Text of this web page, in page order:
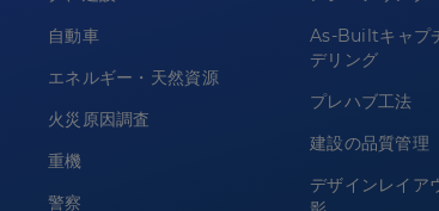
自動車
エネルギー・天然資源
火災原因調査
重機
警察
As-Builtキャプ
デリング
プレハブ工法
建設の品質管理
デザインレイア